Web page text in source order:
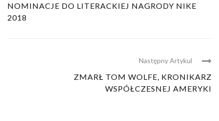
NOMINACJE DO LITERACKIEJ NAGRODY NIKE
2018
Następny Artykul
ZMARŁ TOM WOLFE, KRONIKARZ
WSPÓŁCZESNEJ AMERYKI